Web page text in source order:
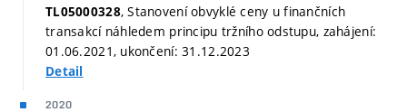
TL05000328, Stanovení obvyklé ceny u finančních
transakcí náhledem principu tržního odstupu, zahájení:
01.06.2021, ukončení: 31.12.2023
Detail
2020